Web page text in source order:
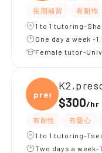
長期補習 有耐性
1 to 1 tutoring-
One day a week -
Female tutor-
presc
$300/hr
有耐性 有愛心
1 to 1 tutoring-
Two days a